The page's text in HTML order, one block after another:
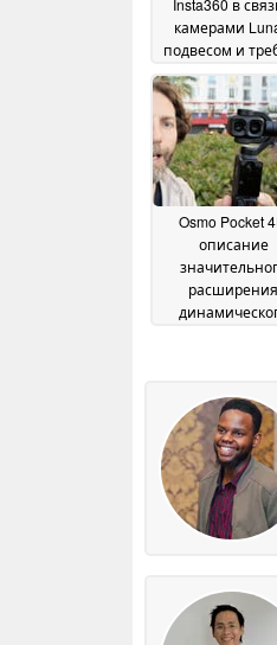
камерами
подвесом и
запретить
продажу в
June 2026
Osmo Pocket
описание
расширения
официального
запуска16 May